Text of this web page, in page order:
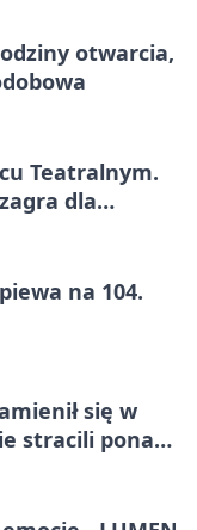
otwarcia,
Teatralnym.
dla
na 104.
się w
stracili ponad